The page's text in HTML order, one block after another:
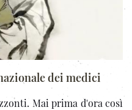
dei medici
Mai prima d'ora così